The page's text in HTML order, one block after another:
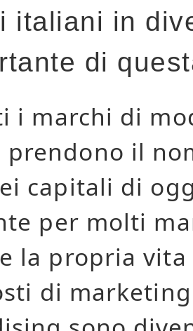
italiani in
di
i marchi di
prendono il
capitali di
per molti
la propria
di